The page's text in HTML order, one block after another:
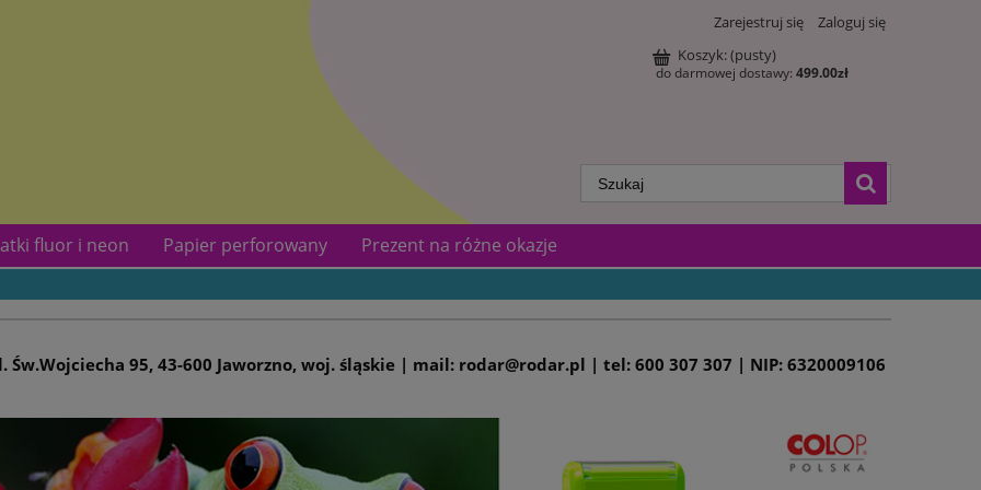
Zarejestruj się
Zaloguj się
Koszyk:(pusty)
do darmowej dostawy: 499.00zł
fluor i neon Papier perforowany
Prezent na różne okazje
Św.Wojciecha 95, 43-600 Jaworzno, woj. śląskie | mail: rodar@rodar.pl | tel: 600 307 307 | NIP: 6320009106